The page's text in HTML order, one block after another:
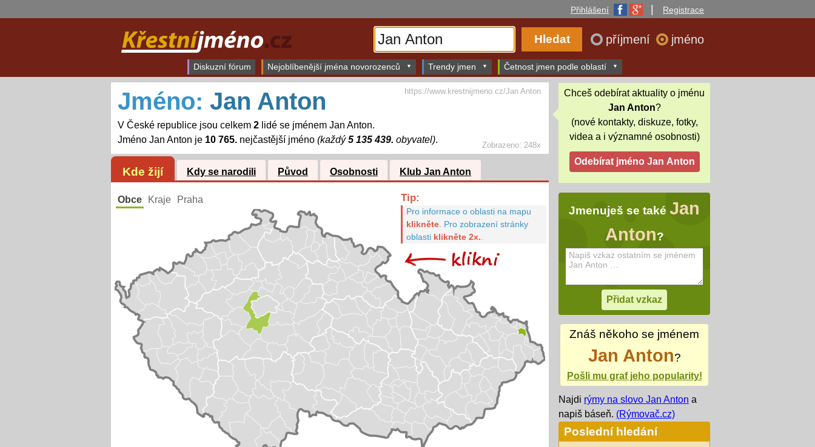
Přihlášení Registrace
příjmení jméno
Diskuzní fórum Nejoblíbenější jména novorozenců Trendy jmen Četnost jmen podle oblastí
Zobrazeno: 248x
Jméno: Jan Anton
V České republice jsou celkem 2lidé se jménem Jan Anton.
Jméno Jan Anton je 10 765.nejčastější jméno (každý5 135 439. obyvatel).
https://www.krestnijmeno.cz/Jan Anton
Kde žijí Kdy se narodili Původ Osobnosti Klub Jan Anton
Obce Kraje Praha Tip:
Pro informace o oblasti na mapu
klikněte. Pro zobrazení stránky
oblasti klikněte 2x.
Chceš odebírat aktuality o jménu
Jan Anton?
(nové kontakty, diskuze, fotky,
videa a i významné osobnosti)
Jmenuješ se také Jan
Anton?
Znáš někoho se jménem
Jan Anton?
Pošli mu graf jeho popularity!
Najdi rýmy na slovo Jan Anton a
napiš báseň. (Rýmovač.cz)
Poslední hledání